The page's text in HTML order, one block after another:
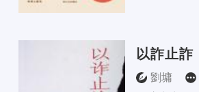
以詐止詐
劉墉